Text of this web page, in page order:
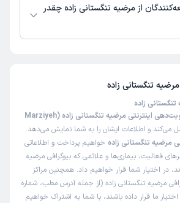
از مرضیه تنگستانی زاده چقدر
مرضیه تنگستانی زاده
زاده
این صفحه مثل سایت نوبت‌دهی اینترنتی مرضیه تنگستانی زاده (Marziyeh
می‌کند و اطلاعات ایشان را به شما نمایش می‌دهد.
مرضیه تنگستانی زاده خواهیم پرداخت و اطلاعاتی
فعالیت، بیماری‌ها و علائمی که بیوگرافی مرضیه
در اختیار شما قرار خواهیم داد. همچنین مراکز
مرضیه تنگستانی زاده (از جمله آدرس مطب، شماره
ما قرار داده باشند، با شما به اشتراک خواهیم